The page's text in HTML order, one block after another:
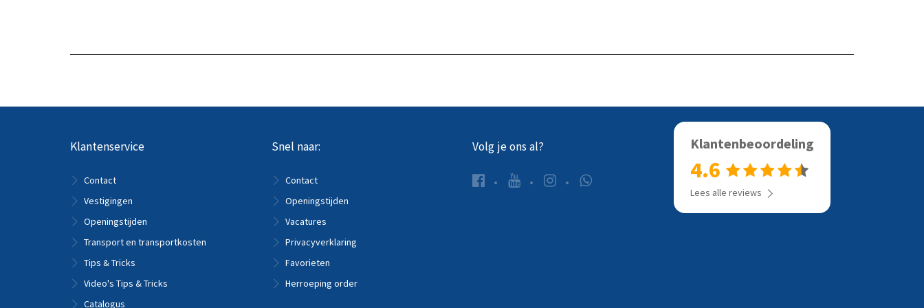
Klantenservice
Contact
Vestigingen
Openingstijden
Transport en transportkosten
Tips & Tricks
Video's Tips & Tricks
Catalogus
Snel naar:
Contact
Openingstijden
Vacatures
Privacyverklaring
Favorieten
Herroeping order
Volg je ons al? Klantenbeoordeling
4.6
Lees alle reviews